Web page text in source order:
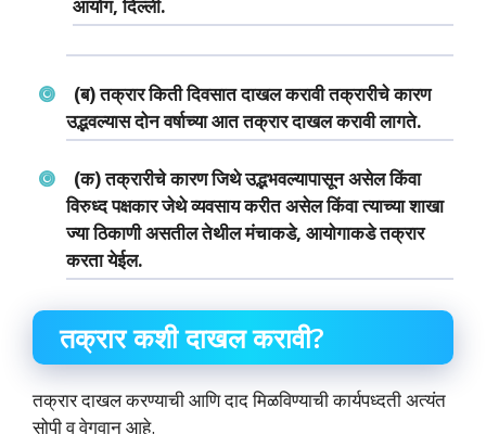
आयोग, दिल्‍ली.
(ब) तक्रार किती दिवसात दाखल करावी तक्रारीचे कारण
उद्भवल्‍यास दोन वर्षाच्‍या आत तक्रार दाखल करावी लागते.
(क) तक्रारीचे कारण जिथे उद्भभवल्‍यापासून असेल किंवा
विरुध्‍द पक्षकार जेथे व्‍यवसाय करीत असेल किंवा त्‍याच्‍या शाखा
ज्‍या ठिकाणी असतील तेथील मंचाकडे, आयोगाकडे तक्रार
करता येईल.
तक्रार कशी दाखल करावी?
तक्रार दाखल करण्‍याची आणि दाद मिळविण्‍याची कार्यपध्‍दती अत्‍यंत
सोपी व वेगवान आहे.